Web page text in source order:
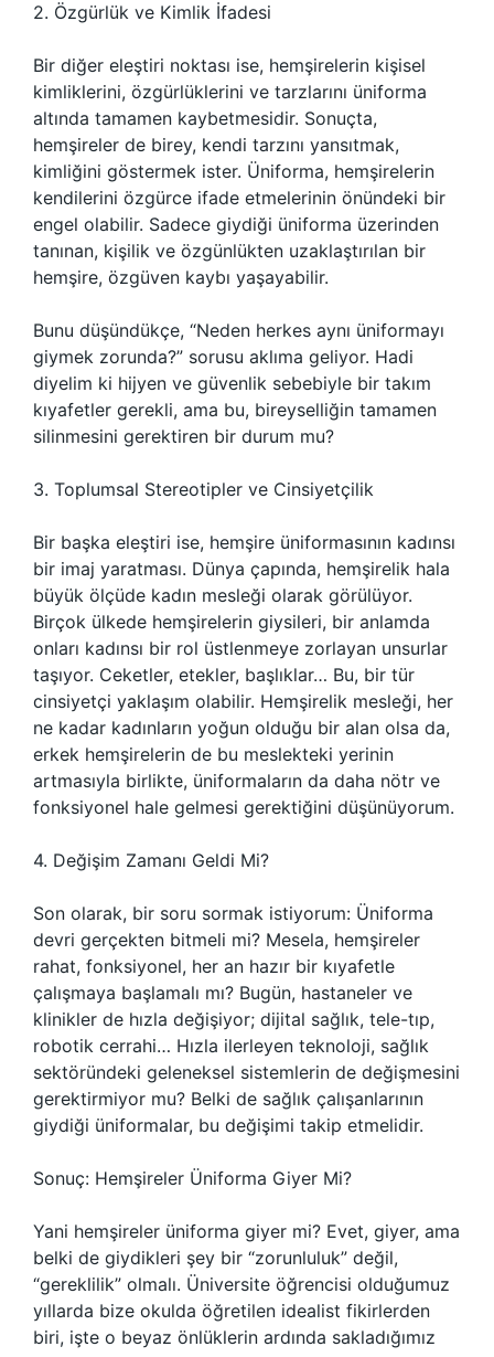
2. Özgürlük ve Kimlik İfadesi
Bir diğer eleştiri noktası ise, hemşirelerin kişisel
kimliklerini, özgürlüklerini ve tarzlarını üniforma
altında tamamen kaybetmesidir. Sonuçta,
hemşireler de birey, kendi tarzını yansıtmak,
kimliğini göstermek ister. Üniforma, hemşirelerin
kendilerini özgürce ifade etmelerinin önündeki bir
engel olabilir. Sadece giydiği üniforma üzerinden
tanınan, kişilik ve özgünlükten uzaklaştırılan bir
hemşire, özgüven kaybı yaşayabilir.
Bunu düşündükçe, “Neden herkes aynı üniformayı
giymek zorunda?” sorusu aklıma geliyor. Hadi
diyelim ki hijyen ve güvenlik sebebiyle bir takım
kıyafetler gerekli, ama bu, bireyselliğin tamamen
silinmesini gerektiren bir durum mu?
3. Toplumsal Stereotipler ve Cinsiyetçilik
Bir başka eleştiri ise, hemşire üniformasının kadınsı
bir imaj yaratması. Dünya çapında, hemşirelik hala
büyük ölçüde kadın mesleği olarak görülüyor.
Birçok ülkede hemşirelerin giysileri, bir anlamda
onları kadınsı bir rol üstlenmeye zorlayan unsurlar
taşıyor. Ceketler, etekler, başlıklar… Bu, bir tür
cinsiyetçi yaklaşım olabilir. Hemşirelik mesleği, her
ne kadar kadınların yoğun olduğu bir alan olsa da,
erkek hemşirelerin de bu meslekteki yerinin
artmasıyla birlikte, üniformaların da daha nötr ve
fonksiyonel hale gelmesi gerektiğini düşünüyorum.
4. Değişim Zamanı Geldi Mi?
Son olarak, bir soru sormak istiyorum: Üniforma
devri gerçekten bitmeli mi? Mesela, hemşireler
rahat, fonksiyonel, her an hazır bir kıyafetle
çalışmaya başlamalı mı? Bugün, hastaneler ve
klinikler de hızla değişiyor; dijital sağlık, tele-tıp,
robotik cerrahi… Hızla ilerleyen teknoloji, sağlık
sektöründeki geleneksel sistemlerin de değişmesini
gerektirmiyor mu? Belki de sağlık çalışanlarının
giydiği üniformalar, bu değişimi takip etmelidir.
Sonuç: Hemşireler Üniforma Giyer Mi?
Yani hemşireler üniforma giyer mi? Evet, giyer, ama
belki de giydikleri şey bir “zorunluluk” değil,
“gereklilik” olmalı. Üniversite öğrencisi olduğumuz
yıllarda bize okulda öğretilen idealist fikirlerden
biri, işte o beyaz önlüklerin ardında sakladığımız